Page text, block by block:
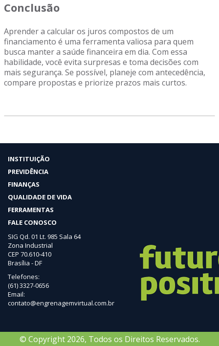
Conclusão
Aprender a calcular os juros compostos de um
financiamento é uma ferramenta valiosa para quem
busca manter a saúde financeira em dia. Com essa
habilidade, você evita surpresas e toma decisões com
mais segurança. Se possível, planeje com antecedência,
compare propostas e priorize prazos mais curtos.
INSTITUIÇÃO
PREVIDÊNCIA
FINANÇAS
QUALIDADE DE VIDA
FERRAMENTAS
FALE CONOSCO
SIG Qd. 01 Lt. 985 Sala 64
Zona Industrial
CEP 70.610-410
Brasília - DF
Telefones:
(61) 3327-0656
Email:
contato@engrenagemvirtual.com.br
© Copyright 2026, Todos os Direitos Reservados.